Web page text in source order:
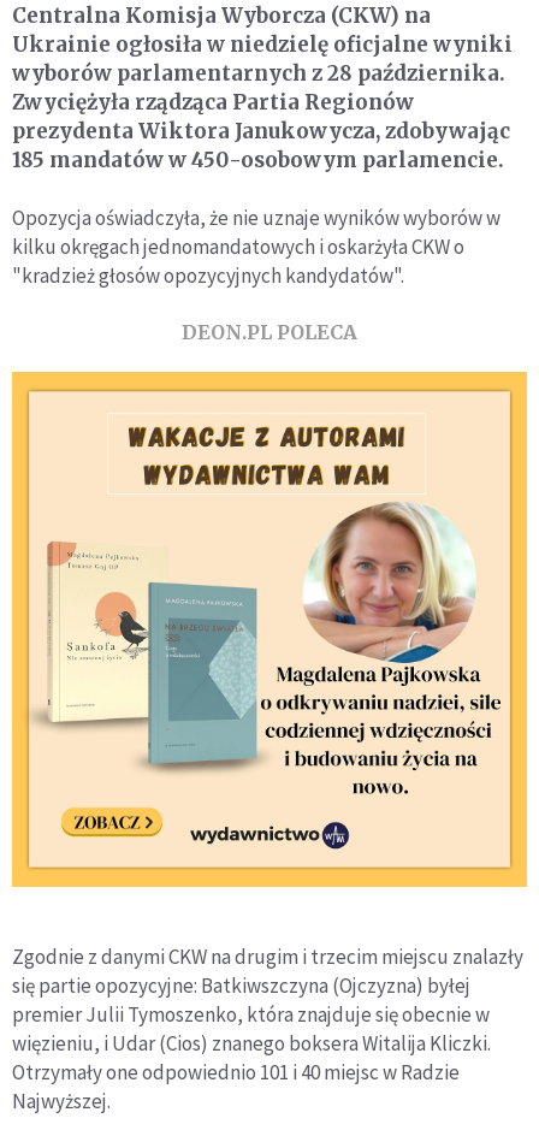
Centralna Komisja Wyborcza (CKW) na
Ukrainie ogłosiła w niedzielę oficjalne wyniki
wyborów parlamentarnych z 28 października.
Zwyciężyła rządząca Partia Regionów
prezydenta Wiktora Janukowycza, zdobywając
185 mandatów w 450-osobowym parlamencie.
Opozycja oświadczyła, że nie uznaje wyników wyborów w
kilku okręgach jednomandatowych i oskarżyła CKW o
"kradzież głosów opozycyjnych kandydatów".
DEON.PL POLECA
Zgodnie z danymi CKW na drugim i trzecim miejscu znalazły
się partie opozycyjne: Batkiwszczyna (Ojczyzna) byłej
premier Julii Tymoszenko, która znajduje się obecnie w
więzieniu, i Udar (Cios) znanego boksera Witalija Kliczki.
Otrzymały one odpowiednio 101 i 40 miejsc w Radzie
Najwyższej.